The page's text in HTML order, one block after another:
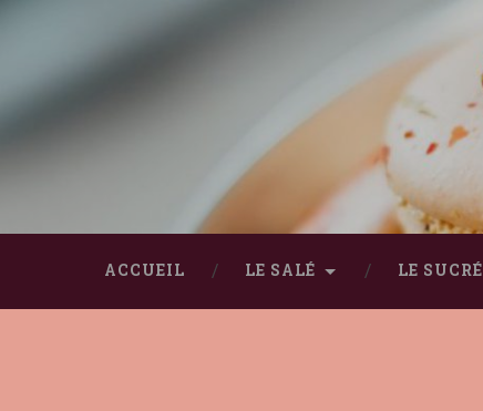
ACCUEIL LE SALÉ LE SUCRÉ